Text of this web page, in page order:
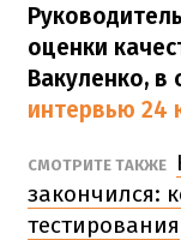
оценки
Вакуленко, в
интервью 24
СМОТРИТЕ ТАКЖЕ
закончился:
тестирования